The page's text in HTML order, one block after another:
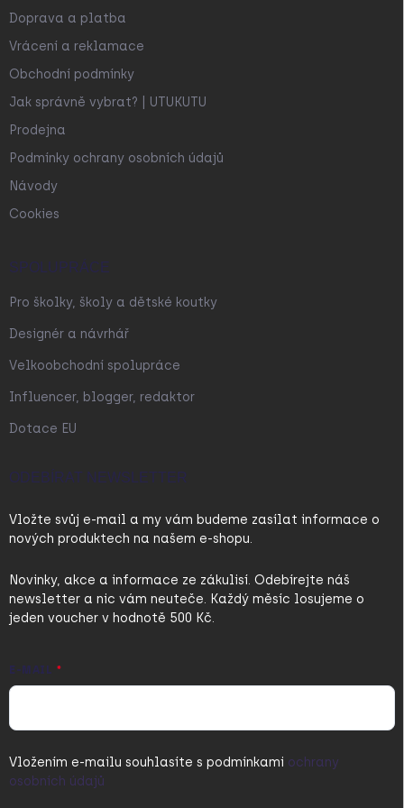
Doprava a platba
Vrácení a reklamace
Obchodní podmínky
Jak správně vybrat? | UTUKUTU
Prodejna
Podmínky ochrany osobních údajů
Návody
Cookies
SPOLUPRÁCE
Pro školky, školy a dětské koutky
Designér a návrhář
Velkoobchodní spolupráce
Influencer, blogger, redaktor
Dotace EU
ODEBÍRAT NEWSLETTER
Vložte svůj e-mail a my vám budeme zasílat informace o
nových produktech na našem e-shopu.
Novinky, akce a informace ze zákulisí. Odebírejte náš
newsletter a nic vám neuteče. Každý měsíc losujeme o
jeden voucher v hodnotě 500 Kč.
E-MAIL
Vložením e-mailu souhlasíte s podmínkami ochrany
osobních údajů